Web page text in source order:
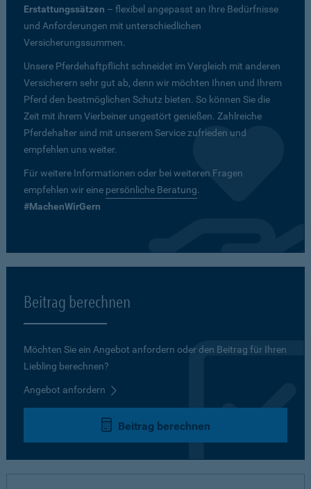
Erstattungssätzen – flexibel angepasst an Ihre Bedürfnisse
und Anforderungen mit unterschiedlichen
Versicherungssummen.
Unsere Pferdehaftpflicht schneidet im Vergleich mit anderen
Versicherern sehr gut ab, denn wir möchten Ihnen und Ihrem
Pferd den bestmöglichen Schutz bieten. So können Sie die
Zeit mit ihrem Vierbeiner ungestört genießen. Zahlreiche
Pferdehalter sind mit unserem Service zufrieden und
empfehlen uns weiter.
Für weitere Informationen oder bei weiteren Fragen
empfehlen wir eine persönliche Beratung.
#MachenWirGern
Beitrag berechnen
Möchten Sie ein Angebot anfordern oder den Beitrag für Ihren
Liebling berechnen?
Angebot anfordern
Beitrag berechnen